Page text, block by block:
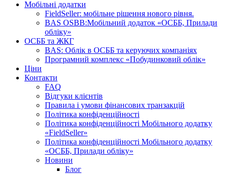
Мобільні додатки
FieldSeller: мобільне рішення нового рівня.
BAS OSBB:Мобільний додаток «ОСББ, Прилади
обліку»
ОСББ та ЖКГ
BAS: Облік в ОСББ та керуючих компаніях
Програмний комплекс «Побудинковий облік»
Ціни
Контакти
FAQ
Відгуки клієнтів
Правила і умови фінансових транзакцій
Політика конфіденційності
Політика конфіденційності Мобільного додатку
«FieldSeller»
Політика конфіденційності Мобільного додатку
«ОСББ, Прилади обліку»
Новини
Блог